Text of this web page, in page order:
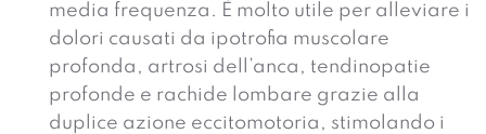
media frequenza. È molto utile per alleviare i
dolori causati da ipotrofia muscolare
profonda, artrosi dell’anca, tendinopatie
profonde e rachide lombare grazie alla
duplice azione eccitomotoria, stimolando i